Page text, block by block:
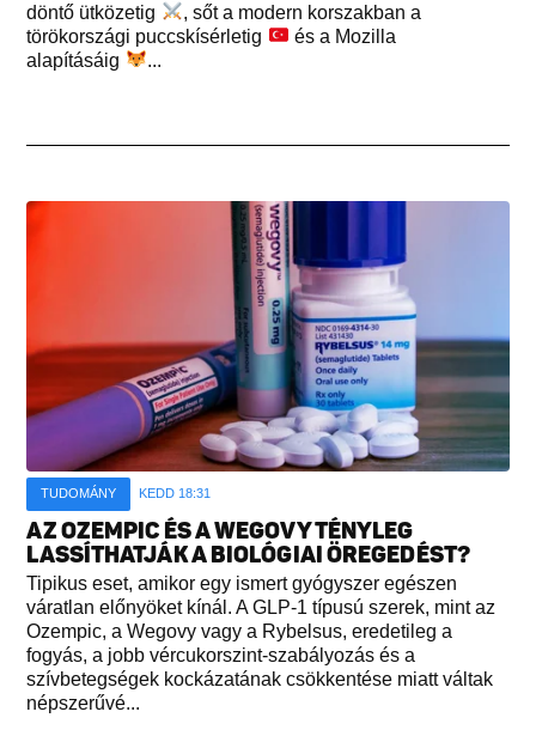
döntő ütközetig
, sőt a modern korszakban a
törökországi puccskísérletig
és a Mozilla
alapításáig
...
TUDOMÁNY KEDD 18:31
AZ OZEMPIC ÉS A WEGOVY TÉNYLEG
LASSÍTHATJÁK A BIOLÓGIAI ÖREGEDÉST?
Tipikus eset, amikor egy ismert gyógyszer egészen
váratlan előnyöket kínál. A GLP-1 típusú szerek, mint az
Ozempic, a Wegovy vagy a Rybelsus, eredetileg a
fogyás, a jobb vércukorszint-szabályozás és a
szívbetegségek kockázatának csökkentése miatt váltak
népszerűvé...